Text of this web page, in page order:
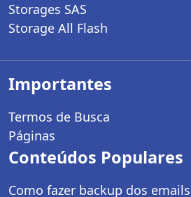
Storages SAS
Storage All Flash
Importantes
Termos de Busca
Páginas
Conteúdos Populares
Como fazer backup dos